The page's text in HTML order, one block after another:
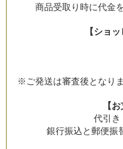
商品受取り時に代金
【ショ
※ご発送は審査後となり
【
代引き
銀行振込と郵便振